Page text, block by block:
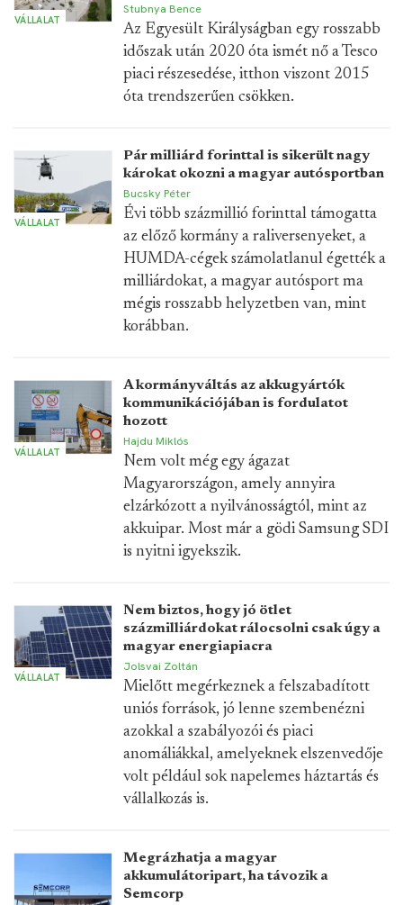
VÁLLALAT
Stubnya Bence
Az Egyesült Királyságban egy rosszabb
időszak után 2020 óta ismét nő a Tesco
piaci részesedése, itthon viszont 2015
óta trendszerűen csökken.
VÁLLALAT
Pár milliárd forinttal is sikerült nagy
károkat okozni a magyar autósportban
Bucsky Péter
Évi több százmillió forinttal támogatta
az előző kormány a raliversenyeket, a
HUMDA-cégek számolatlanul égették a
milliárdokat, a magyar autósport ma
mégis rosszabb helyzetben van, mint
korábban.
VÁLLALAT
A kormányváltás az akkugyártók
kommunikációjában is fordulatot
hozott
Hajdu Miklós
Nem volt még egy ágazat
Magyarországon, amely annyira
elzárkózott a nyilvánosságtól, mint az
akkuipar. Most már a gödi Samsung SDI
is nyitni igyekszik.
VÁLLALAT
Nem biztos, hogy jó ötlet
százmilliárdokat rálocsolni csak úgy a
magyar energiapiacra
Jolsvai Zoltán
Mielőtt megérkeznek a felszabadított
uniós források, jó lenne szembenézni
azokkal a szabályozói és piaci
anomáliákkal, amelyeknek elszenvedője
volt például sok napelemes háztartás és
vállalkozás is.
Megrázhatja a magyar
akkumulátoripart, ha távozik a
Semcorp